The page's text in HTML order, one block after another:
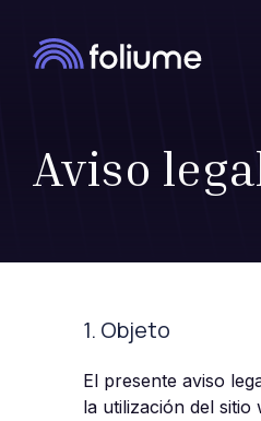
Aviso
1. Objeto
El presente aviso
la utilización del sitio